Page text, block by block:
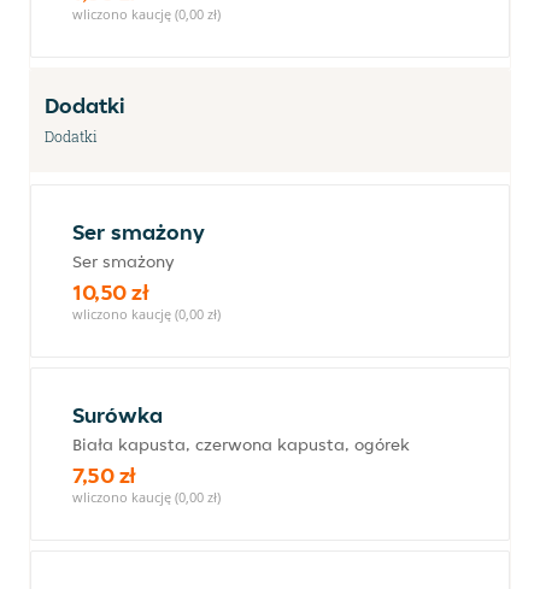
wliczono kaucję (0,00 zł)
Dodatki
Dodatki
Ser smażony
Ser smażony
10,50 zł
wliczono kaucję (0,00 zł)
Surówka
Biała kapusta, czerwona kapusta, ogórek
7,50 zł
wliczono kaucję (0,00 zł)